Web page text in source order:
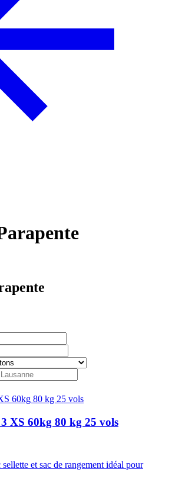
XS 60kg 80 kg 25 vols
et sac de rangement idéal pour